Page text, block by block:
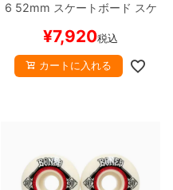
6 52mm スケートボード スケ
¥7,920税込
カートに入れる